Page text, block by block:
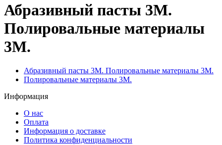
Абразивный пасты 3М.
Полировальные материалы
3М.
Абразивный пасты 3М. Полировальные материалы 3М.
Полировальные материалы 3М.
Информация
О нас
Оплата
Информация о доставке
Политика конфиденциальности